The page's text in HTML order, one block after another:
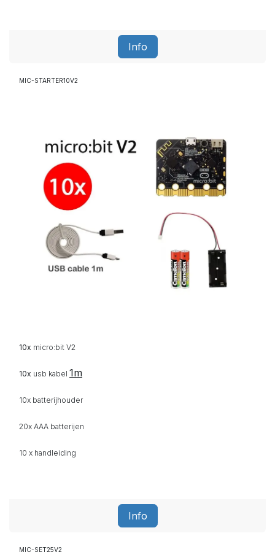
Info
MIC-STARTER10V2
10x micro:bit V2
10x usb kabel 1m
10x batterijhouder
20x AAA batterijen
10 x handleiding
Info
MIC-SET25V2